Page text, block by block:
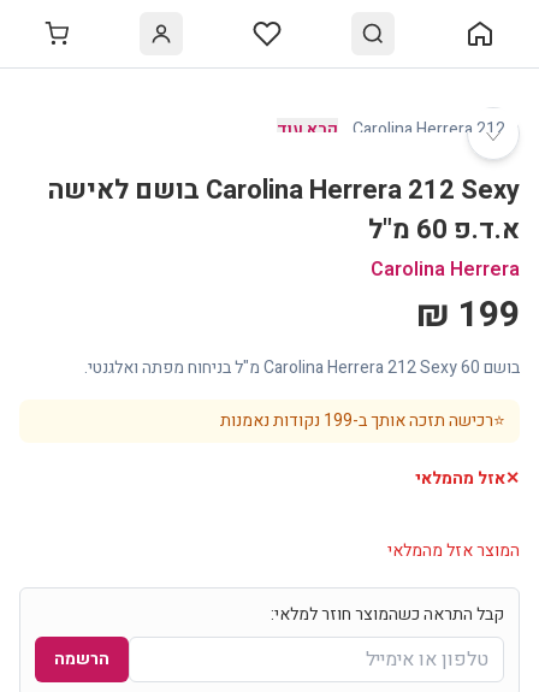
♡
Carolina Herrera 212 קרא עוד
Carolina Herrera 212 Sexy בושם לאישה
א.ד.פ 60 מ"ל
Carolina Herrera
199 ₪
בושם Carolina Herrera 212 Sexy 60 מ"ל בניחוח מפתה ואלגנטי.
⭐רכישה תזכה אותך ב-199 נקודות נאמנות
✕אזל מהמלאי
המוצר אזל מהמלאי
קבל התראה כשהמוצר חוזר למלאי:
הרשמה